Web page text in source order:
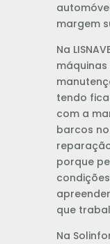
margem
Na
tendo
com a
barcos
porque
que
Na